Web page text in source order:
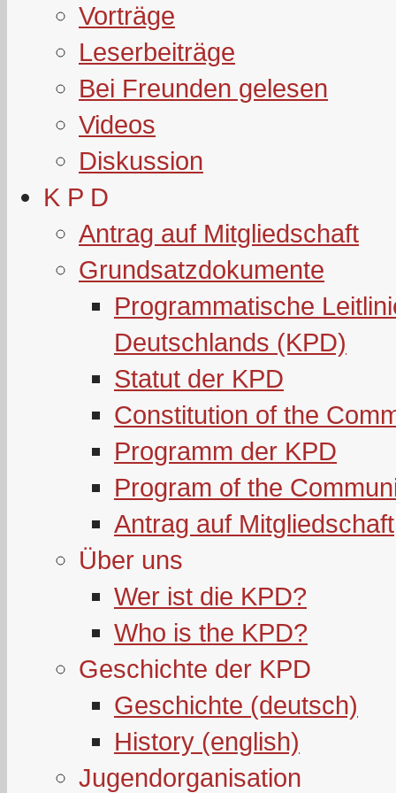
Vorträge
Leserbeiträge
Bei Freunden gelesen
Videos
Diskussion
K P D
Antrag auf Mitgliedschaft
Grundsatzdokumente
Programmatische
Deutschlands (KPD)
Statut der KPD
Constitution of the
Programm der KPD
Program of the
Antrag auf Mitgliedschaft
Über uns
Wer ist die KPD?
Who is the KPD?
Geschichte der KPD
Geschichte (deutsch)
History (english)
Jugendorganisation